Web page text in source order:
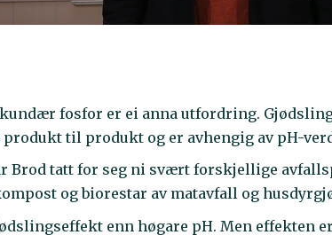
fosfor er ei anna utfordring.
til produkt og er avhengig av pH-
Brod tatt for seg ni svært forskjellige
og biorestar av matavfall og
enn høgare pH. Men effekten